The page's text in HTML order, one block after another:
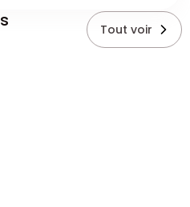
Tout voir